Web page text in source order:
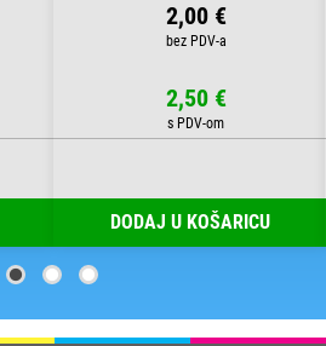
2,00 €
2,50 €
DODAJ U KOŠARICU